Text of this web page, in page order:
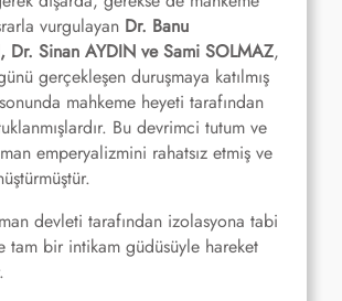
vurgulayan Dr. Banu
Dr. Sinan AYDIN ve Sami SOLMAZ,
gerçekleşen duruşmaya katılmış
mahkeme heyeti tarafından
Bu devrimci tutum ve
emperyalizmini rahatsız etmiş ve
devleti tarafından izolasyona tabi
tam bir intikam güdüsüyle hareket